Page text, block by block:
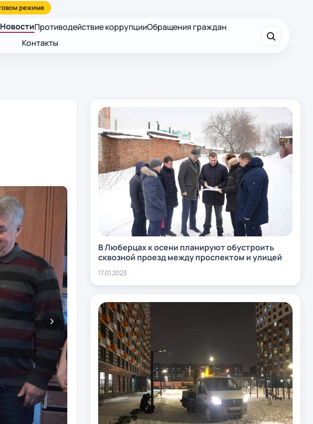
НовостиПротиводействие коррупцииОбращения граждан
Контакты
В Люберцах к осени планируют обустроить
сквозной проезд между проспектом и улицей
17.01.2023